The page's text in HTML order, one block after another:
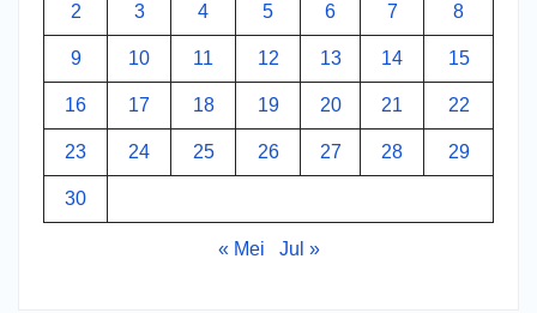
2 3 4 5 6 7 8
9 10 11 12 13 14 15
16 17 18 19 20 21 22
23 24 25 26 27 28 29
30
« Mei Jul »